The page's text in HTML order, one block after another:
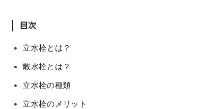
目次
立水栓とは？
散水栓とは？
立水栓の種類
立水栓のメリット